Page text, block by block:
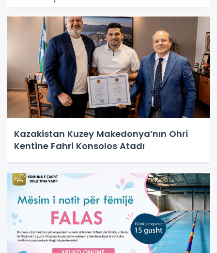
Kazakistan Kuzey Makedonya’nın Ohri
Kentine Fahri Konsolos Atadı